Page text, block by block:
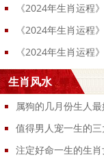
《2024年生肖运程
《2024年生肖运程
《2024年生肖运程
生肖风水
属狗的几月份生人
值得男人宠一生的三
注定好命一生的生